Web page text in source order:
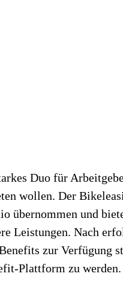
Duo für
wollen. Der
übernommen und
Leistungen. Nach
zur Verfügung
Plattform zu werden.